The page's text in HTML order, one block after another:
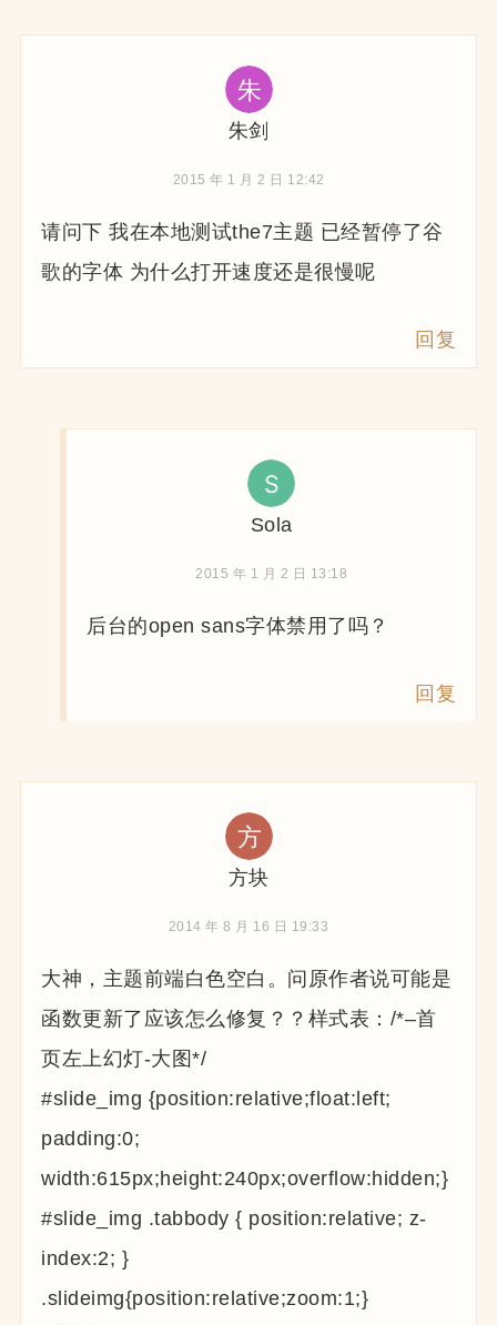
朱剑
2015 年 1 月 2 日 12:42
请问下 我在本地测试the7主题 已经暂停了谷
歌的字体 为什么打开速度还是很慢呢
回复
Sola
2015 年 1 月 2 日 13:18
后台的open sans字体禁用了吗？
回复
方块
2014 年 8 月 16 日 19:33
大神，主题前端白色空白。问原作者说可能是
函数更新了应该怎么修复？？样式表：/*–首
页左上幻灯-大图*/
#slide_img {position:relative;float:left;
padding:0;
width:615px;height:240px;overflow:hidden;}
#slide_img .tabbody { position:relative; z-
index:2; }
.slideimg{position:relative;zoom:1;}